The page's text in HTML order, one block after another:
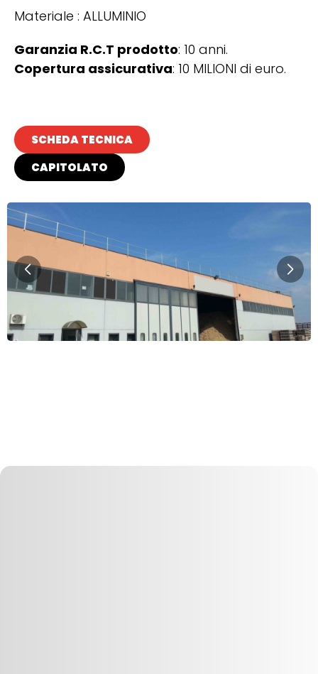
Materiale : ALLUMINIO
Garanzia R.C.T prodotto: 10 anni.
Copertura assicurativa: 10 MILIONI di euro.
SCHEDA TECNICA
CAPITOLATO